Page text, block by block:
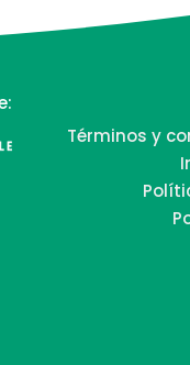
Términos y